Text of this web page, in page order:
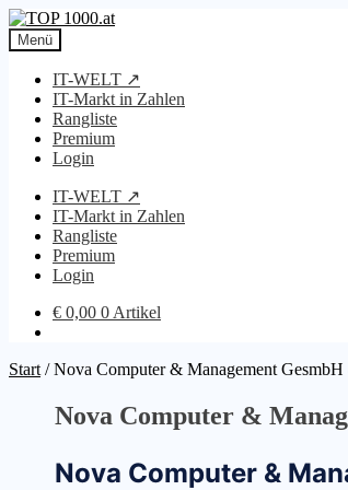
Zur
Navigation
springen
Zum
Inhalt
springen
Menü
IT-WELT ↗
IT-Markt in Zahlen
Rangliste
Premium
Login
IT-WELT ↗
IT-Markt in Zahlen
Rangliste
Premium
Login
€ 0,00 0 Artikel
Start /Nova Computer & Management
Nova Computer &
Nova Computer &